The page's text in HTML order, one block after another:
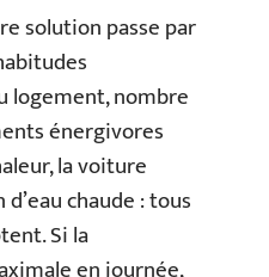
solution passe par
logement, nombre
énergivores
la voiture
chaude : tous
Si la